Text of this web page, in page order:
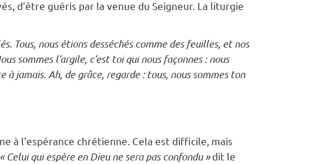
d’être guéris par la venue du Seigneur. La liturgie
Tous, nous étions desséchés comme des feuilles, et nos
sommes l’argile, c’est toi qui nous façonnes : nous
à jamais. Ah, de grâce, regarde : tous, nous sommes ton
à l’espérance chrétienne. Cela est difficile, mais
« Celui qui espère en Dieu ne sera pas confondu »dit le